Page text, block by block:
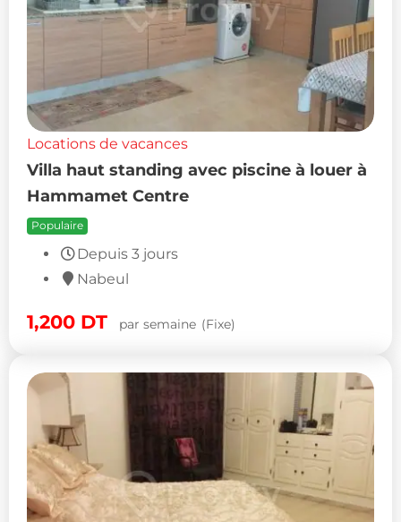
Locations de vacances
Villa haut standing avec piscine à louer à
Hammamet Centre
Populaire
Depuis 3 jours
Nabeul
1,200 DT par semaine (Fixe)